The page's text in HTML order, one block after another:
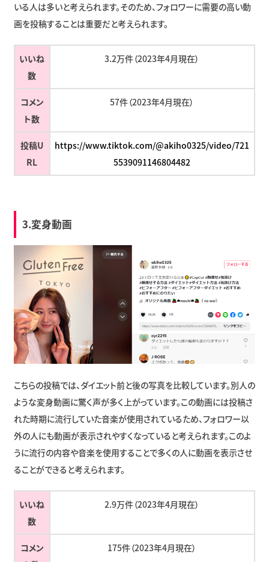
いる人は多いと考えられます。そのため、フォロワーに需要の高い動
画を投稿することは重要だと考えられます。
いいね
数
3.2万件（2023年4月現在）
コメン
ト数
57件（2023年4月現在）
投稿U
RL
https://www.tiktok.com/@akiho0325/video/721
5539091146804482
3.変身動画
こちらの投稿では、ダイエット前と後の写真を比較しています。別人の
ような変身動画に驚く声が多く上がっています。この動画には投稿さ
れた時期に流行していた音楽が使用されているため、フォロワー以
外の人にも動画が表示されやすくなっていると考えられます。このよ
うに流行の内容や音楽を使用することで多くの人に動画を表示させ
ることができると考えられます。
いいね
数
2.9万件（2023年4月現在）
コメン
175件（2023年4月現在）